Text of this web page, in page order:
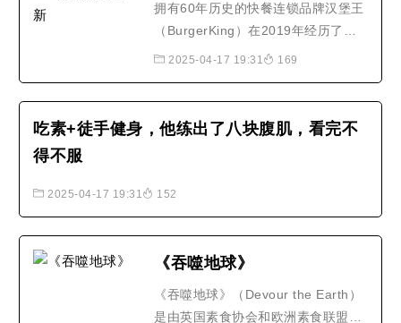
拥有60年历史的快餐连锁品牌汉堡王
（BurgerKing）在2019年经历了全
新改变。32岁就任职CEO的丹尼尔·
奈尔大学应用经济学专业。27岁时，
尔着手帮助经营这家连锁企业。他..
2025-04-17 19:31 169
吃素+徒手健身，他练出了八块腹肌，看完不
得不服
2025-04-17 19:31 152
《吞噬地球》
《吞噬地球》（Devour the Earth）
是由英国素食协会和欧洲素食联盟所